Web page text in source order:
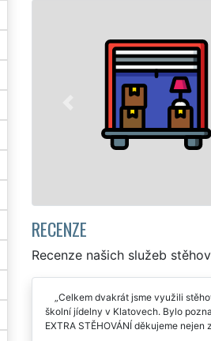
STĚHOVÁNÍ KLATOVY -
Naše franchisová síť
stěhovací servis v
služby stěhování NON-
domácnosti, tak pro
kvalitně odvedené práce.
RECENZE
Recenze našich služeb
Celkem dvakrát jsme využili
školní jídelny v Klatovech. Bylo
EXTRA STĚHOVÁNÍ děkujeme